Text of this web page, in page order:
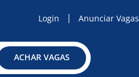
Login Anunciar Vagas
ACHAR VAGAS